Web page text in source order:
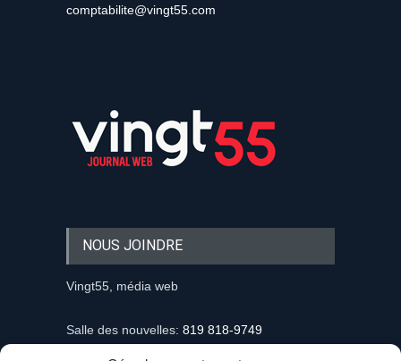
comptabilite@vingt55.com
NOUS JOINDRE
Vingt55, média web
Salle des nouvelles: 819 818-9749